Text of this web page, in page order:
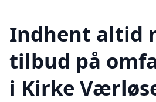
Indhent altid
tilbud på
i Kirke